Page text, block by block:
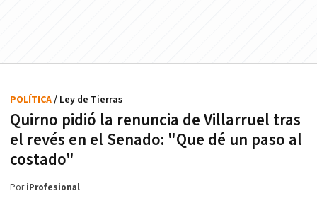
Quirno pidió la renuncia de Villarruel tras
el revés en el Senado: "Que dé un paso al
costado"
POLÍTICA/ Ley de Tierras
PoriProfesional